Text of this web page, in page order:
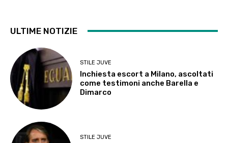
ULTIME NOTIZIE
STILE JUVE
Inchiesta escort a Milano, ascoltati
come testimoni anche Barella e
Dimarco
STILE JUVE